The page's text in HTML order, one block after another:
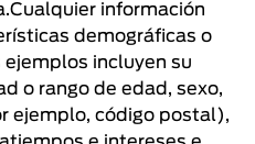
información
demográficas o
incluyen su
o rango de edad, sexo,
ejemplo, código postal),